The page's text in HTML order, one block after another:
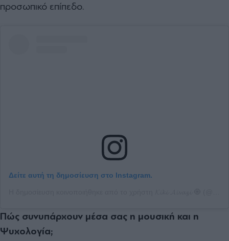
προσωπικό επίπεδο.
Δείτε αυτή τη δημοσίευση στο Instagram.
Πώς συνυπάρχουν µέσα σας η µουσική και η
Ψυχολογία;